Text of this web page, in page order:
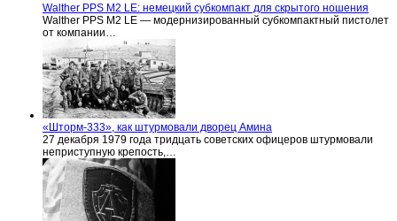
Walther PPS M2 LE: немецкий субкомпакт для скрытого ношения
Walther PPS M2 LE — модернизированный субкомпактный пистолет
от компании…
«Шторм-333», как штурмовали дворец Амина
27 декабря 1979 года тридцать советских офицеров штурмовали
неприступную крепость,…